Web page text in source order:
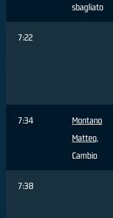
sbagliato
7:22
7:34
Montano
Matteo,
Cambio
7:38